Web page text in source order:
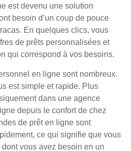
est devenu une solution
besoin d’un coup de pouce
En quelques clics, vous
de prêts personnalisées et
qui correspond à vos besoins.
en ligne sont nombreux.
est simple et rapide. Plus
dans une agence
depuis le confort de chez
de prêt en ligne sont
ce qui signifie que vous
vous avez besoin en un